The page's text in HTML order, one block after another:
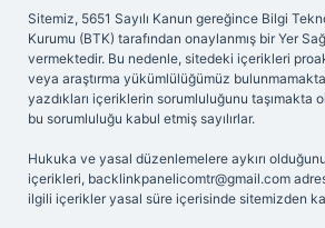
Sitemiz, 5651 Sayılı Kanun gereğince Bilgi
Kurumu (BTK) tarafından onaylanmış bir Yer
vermektedir. Bu nedenle, sitedeki içerikleri
veya araştırma yükümlülüğümüz
yazdıkları içeriklerin sorumluluğunu taşımakta
bu sorumluluğu kabul etmiş sayılırlar.
Hukuka ve yasal düzenlemelere aykırı
içerikleri, backlinkpanelicomtr@gmail.com
ilgili içerikler yasal süre içerisinde sitemizden